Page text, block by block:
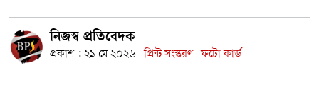
নিজস্ব প্রতিবেদক
প্রকাশ : ২১ মে ২০২৬ প্রিন্ট সংস্করণ ফটো কার্ড